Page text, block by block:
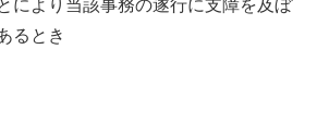
により当該事務の遂行に支障を及ぼ
るとき